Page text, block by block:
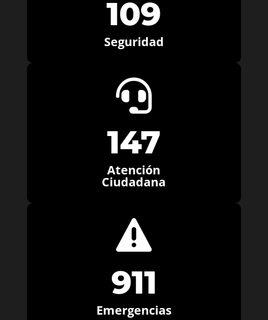
109
Seguridad

147
Atención
Ciudadana

911
Emergencias